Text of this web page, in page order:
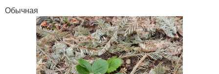
Обычная